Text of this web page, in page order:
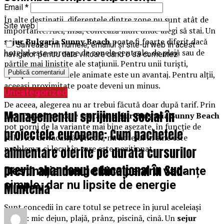
În alte destinații, diferențele dintre zone nu sunt atât de
importante. Aici, însă, contează mult unde alegi să stai. Un
sejur Bulgaria Sunny Beachpoate fi foarte diferit dacă
hotelul este aproape de zonele centrale, de plajă sau de
părțile mai liniștite ale stațiunii. Pentru unii turiști,
apropierea de zonele animate este un avantaj. Pentru alții,
aceeași proximitate poate deveni un minus.
De aceea, alegerea nu ar trebui făcută doar după tarif. Prin
Lux Travel, cei care caută unsejur Bulgaria Sunny Beach
pot porni de la variante mai bine așezate, în funcție de
stilul lor de vacanță. Uneori, nu hotelul în sine este
problema, ci locul în care este poziționat.
Destinația merge bine pentru vacanțe
simple, dar nu lipsite de energie
Sunt concedii în care totul se petrece în jurul aceleiași
rutine: mic dejun, plajă, prânz, piscină, cină. Un sejur
Email *
Site web
Salvează-mi numele, emailul și site-ul web în acest
navigator pentru data viitoare când o să comentez.
Uncategorized
Managementul sprijinului social în
proiectele europene: Cum pachetele
alimentare oferite pe durata cursurilor
previn abandonul educațional în Sud-
Muntenia